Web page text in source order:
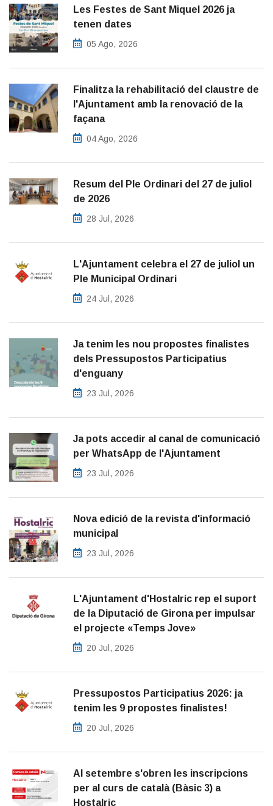
Les Festes de Sant Miquel 2026 ja
tenen dates
05 Ago, 2026
Finalitza la rehabilitació del claustre de
l'Ajuntament amb la renovació de la
façana
04 Ago, 2026
Resum del Ple Ordinari del 27 de juliol
de 2026
28 Jul, 2026
L'Ajuntament celebra el 27 de juliol un
Ple Municipal Ordinari
24 Jul, 2026
Ja tenim les nou propostes finalistes
dels Pressupostos Participatius
d'enguany
23 Jul, 2026
Ja pots accedir al canal de comunicació
per WhatsApp de l'Ajuntament
23 Jul, 2026
Nova edició de la revista d'informació
municipal
23 Jul, 2026
L'Ajuntament d'Hostalric rep el suport
de la Diputació de Girona per impulsar
el projecte «Temps Jove»
20 Jul, 2026
Pressupostos Participatius 2026: ja
tenim les 9 propostes finalistes!
20 Jul, 2026
Al setembre s'obren les inscripcions
per al curs de català (Bàsic 3) a
Hostalric